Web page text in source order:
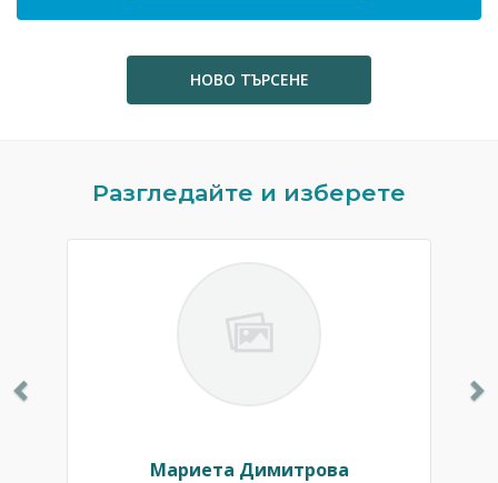
НОВО ТЪРСЕНЕ
Разгледайте и изберете
Мариета Димитрова